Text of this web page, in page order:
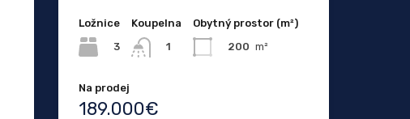
Ložnice
3
Koupelna
1
Obytný prostor (m²)
200 m²
Na prodej
189.000€